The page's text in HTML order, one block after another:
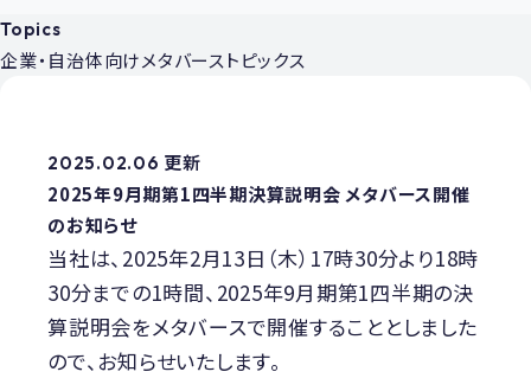
Topics
企業・自治体向けメタバーストピックス
2025.02.06 更新
2025年9月期第1四半期決算説明会 メタバース開催
のお知らせ
当社は、2025年2月13日（木）17時30分より18時
30分までの1時間、2025年9月期第1四半期の決
算説明会をメタバースで開催することとしました
ので、お知らせいたします。